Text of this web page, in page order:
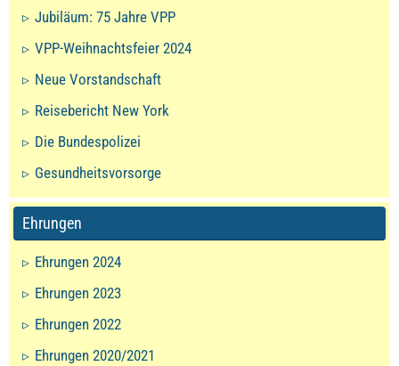
Jubiläum: 75 Jahre VPP
VPP-Weihnachtsfeier 2024
Neue Vorstandschaft
Reisebericht New York
Die Bundespolizei
Gesundheitsvorsorge
Ehrungen
Ehrungen 2024
Ehrungen 2023
Ehrungen 2022
Ehrungen 2020/2021